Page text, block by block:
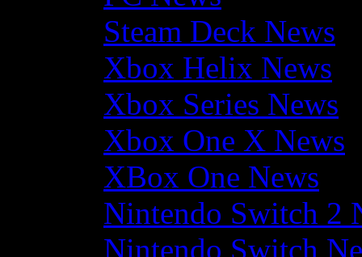
Steam Deck News
Xbox Helix News
Xbox Series News
Xbox One X News
XBox One News
Nintendo Switch 2
Nintendo Switch